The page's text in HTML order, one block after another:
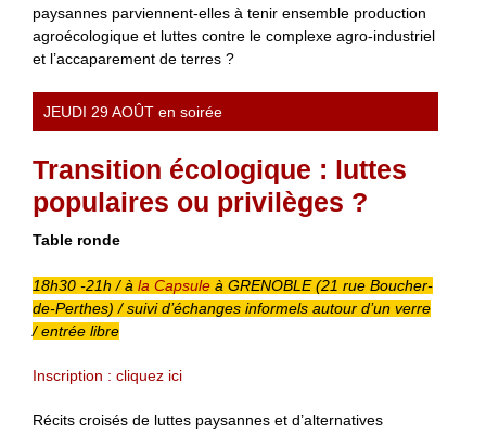
paysannes parviennent-elles à tenir ensemble production
agroécologique et luttes contre le complexe agro-industriel
et l’accaparement de terres ?
JEUDI 29 AOÛT en soirée
Transition écologique : luttes
populaires ou privilèges ?
Table ronde
18h30 -21h / à la Capsule à GRENOBLE (21 rue Boucher-
de-Perthes) / suivi d’échanges informels autour d’un verre
/ entrée libre
Inscription : cliquez ici
Récits croisés de luttes paysannes et d’alternatives